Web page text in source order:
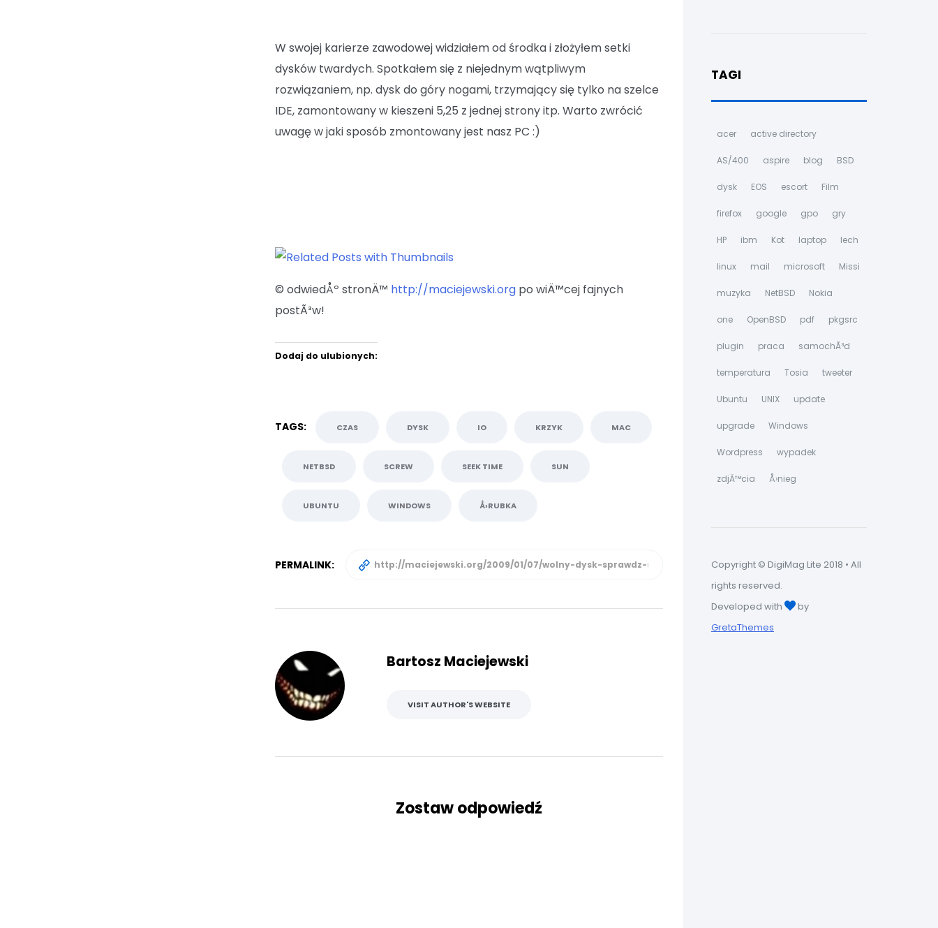
W swojej karierze zawodowej widziałem od środka i złożyłem setki
dysków twardych. Spotkałem się z niejednym wątpliwym
rozwiązaniem, np. dysk do góry nogami, trzymający się tylko na szelce
IDE, zamontowany w kieszeni 5,25 z jednej strony itp. Warto zwrócić
uwagę w jaki sposób zmontowany jest nasz PC :)
© odwiedÅº stronÄ™ http://maciejewski.org po wiÄ™cej fajnych
postÃ³w!
Dodaj do ulubionych:
TAGS: CZAS DYSK IO KRZYK MAC
NETBSD SCREW SEEK TIME SUN
UBUNTU WINDOWS Å›RUBKA
PERMALINK:
Bartosz Maciejewski
VISIT AUTHOR'S WEBSITE
Zostaw odpowiedź
TAGI
acer active directory
AS/400 aspire blog BSD
dysk EOS escort Film
firefox google gpo gry
HP ibm Kot laptop lech
linux mail microsoft Missi
muzyka NetBSD Nokia
one OpenBSD pdf pkgsrc
plugin praca samochÃ³d
temperatura Tosia tweeter
Ubuntu UNIX update
upgrade Windows
Wordpress wypadek
zdjÄ™cia Å›nieg
Copyright © DigiMag Lite 2018 • All
rights reserved.
Developed with
by
GretaThemes